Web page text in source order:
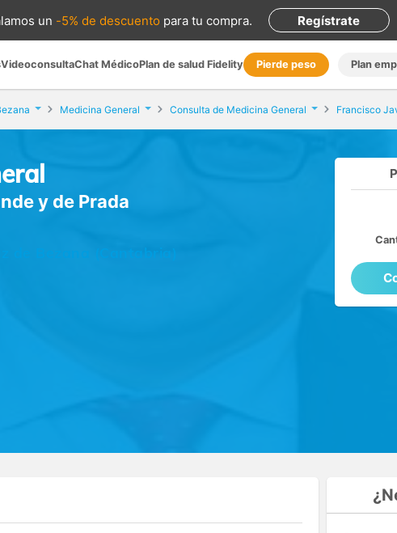
un -5% de descuento para tu compra. Regístrate
VideoconsultaChat MédicoPlan de salud Fidelity Pierde peso Plan
Medicina General Consulta de Medicina General
y de Prada